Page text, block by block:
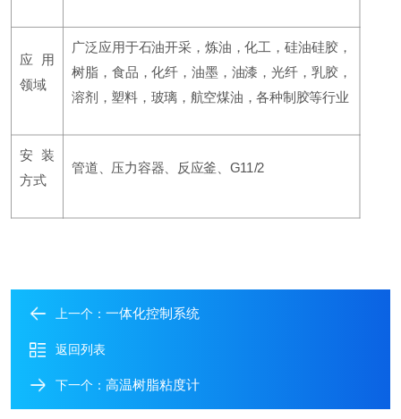
应用
领域
广泛应用于石油开采，炼油，化工，硅油硅胶，
树脂，食品，化纤，油墨，油漆，光纤，乳胶，
溶剂，塑料，玻璃，航空煤油，各种制胶等行业
安装
方式
管道、压力容器、反应釜、G11/2
上一个： 一体化控制系统
返回列表
下一个： 高温树脂粘度计